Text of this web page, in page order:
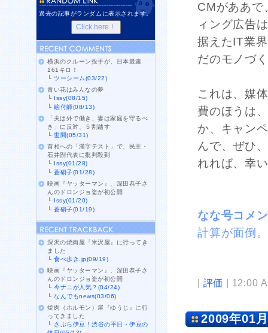
CMがああで
ィング広告
据えたIT業
だのモノづ
これは、媒
費のほうは
か、キャン
んで、ぜひ
れれば、幸
なな号コ
計算が面倒
| 評価 | 12:00
2009年01
過去の記事がランダムに表示されます。
横浜のクルーン投手が、日本最速
161キロ！
└ツーシーム(03/22)
青い花はみんなの夢
└ Issy(08/15)
└絵付師(08/13)
「夫は外で働き、妻は家庭を守るべ
き」に反対、５割越す
└世間(05/31)
首相への「漢字テスト」で、民主・
石井副代表に批判殺到
└ Issy(01/28)
└蒼硝子(01/28)
映画『ヤッターマン』、深田恭子さ
んのドロンジョ姿が初公開
└ Issy(01/20)
└蒼硝子(01/19)
深沢の焼肉屋『米沢屋』に行ってき
ました
└食べ歩き.jp(09/19)
映画『ヤッターマン』、深田恭子さ
んのドロンジョ姿が初公開
└今ナニが人気？(04/24)
└なんでもnews(03/06)
焼肉（ホルモン）屋『ゆうじ』に行
ってきました
└ さぷら伊豆！渋谷の平日・伊豆の